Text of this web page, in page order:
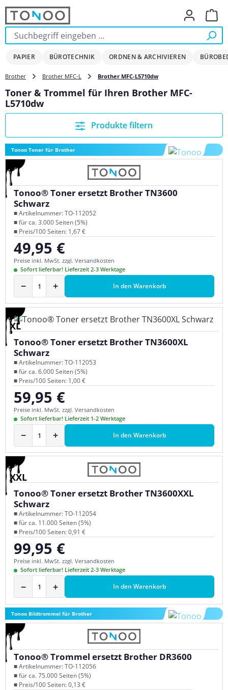
Zum Hauptinhalt springen
PAPIER BÜROTECHNIK ORDNEN & ARCHIVIEREN
Brother Brother MFC-L Brother MFC-L5710dw
Toner & Trommel für Ihren Brother MFC-
L5710dw
Produkte filtern
Tonoo Toner für Brother
Tonoo® Toner ersetzt Brother TN3600
Schwarz
■ Artikelnummer: TO-112052
■ für ca. 3.000 Seiten (5%)
■ Preis/100 Seiten: 1,67 €
Regulärer Preis:
49,95 €
Preise inkl. MwSt. zzgl. Versandkosten
Sofort lieferbar! Lieferzeit 2-3 Werktage
− + In den Warenkorb
XL
Tonoo® Toner ersetzt Brother TN3600XL
Schwarz
■ Artikelnummer: TO-112053
■ für ca. 6.000 Seiten (5%)
■ Preis/100 Seiten: 1,00 €
Regulärer Preis:
59,95 €
Preise inkl. MwSt. zzgl. Versandkosten
Sofort lieferbar! Lieferzeit 1-2 Werktage
− + In den Warenkorb
XXL
Tonoo® Toner ersetzt Brother TN3600XXL
Schwarz
■ Artikelnummer: TO-112054
■ für ca. 11.000 Seiten (5%)
■ Preis/100 Seiten: 0,91 €
Regulärer Preis:
99,95 €
Preise inkl. MwSt. zzgl. Versandkosten
Sofort lieferbar! Lieferzeit 2-3 Werktage
− + In den Warenkorb
Tonoo Bildtrommel für Brother
Tonoo® Trommel ersetzt Brother DR3600
■ Artikelnummer: TO-112056
■ für ca. 75.000 Seiten (5%)
■ Preis/100 Seiten: 0,13 €